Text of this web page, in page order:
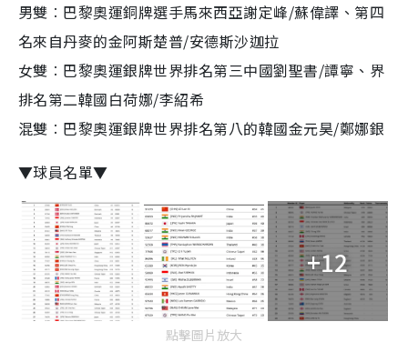
男雙︰巴黎奧運銅牌選手馬來西亞謝定峰/蘇偉譯、第四
名來自丹麥的金阿斯楚普/安德斯沙迦拉
女雙︰巴黎奧運銀牌世界排名第三中國劉聖書/譚寧、界
排名第二韓國白荷娜/李紹希
混雙︰巴黎奧運銀牌世界排名第八的韓國金元昊/鄭娜銀
▼球員名單▼
+12
點擊圖片放大